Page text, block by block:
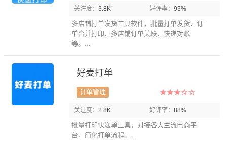
关注度： 3.8K 好评率： 93%
多店铺打单发货工具软件，批量打单发货、订
单合并打印、多店铺订单关联、快递对账
等。...
好麦打单
订单管理
关注度： 2.8K 好评率： 88%
批量打印快递单工具，对接各大主流电商平
台，简化打单流程。...